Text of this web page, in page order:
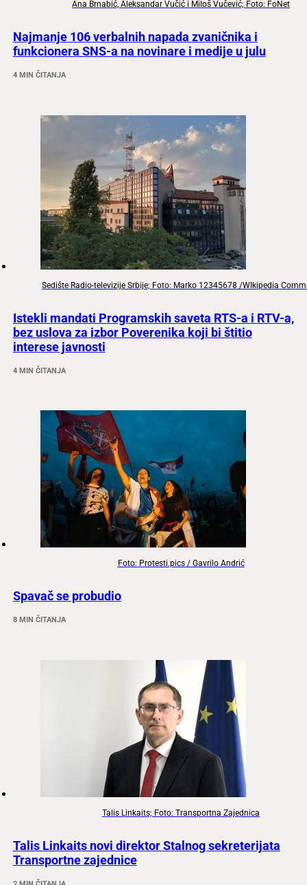
Ana Brnabić, Aleksandar Vučić i Miloš Vučević; Foto: FoNet
Najmanje 106 verbalnih napada zvaničnika i
funkcionera SNS-a na novinare i medije u julu
4 MIN ČITANJA
Sedište Radio-televizije Srbije; Foto: Marko 12345678 /WIkipedia
Istekli mandati Programskih saveta RTS-a i RTV-a,
bez uslova za izbor Poverenika koji bi štitio
interese javnosti
4 MIN ČITANJA
Foto: Protesti.pics / Gavrilo Andrić
Spavač se probudio
8 MIN ČITANJA
Talis Linkaits; Foto: Transportna Zajednica
Talis Linkaits novi direktor Stalnog sekreterijata
Transportne zajednice